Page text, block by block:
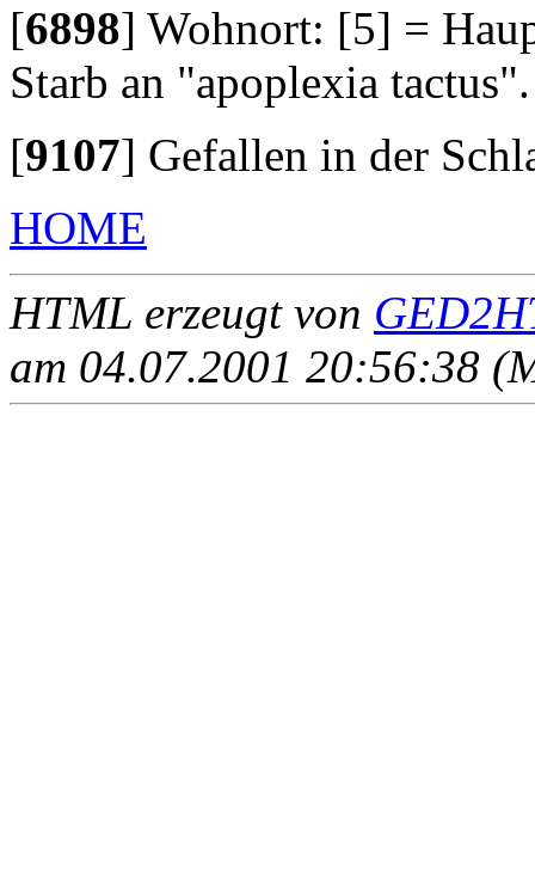
[6898] Wohnort: [5] =
Starb an "apoplexia tactus".
[9107] Gefallen in der
HOME
HTML erzeugt von
am 04.07.2001 20:56:38